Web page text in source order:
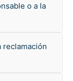
o a la
reclamación